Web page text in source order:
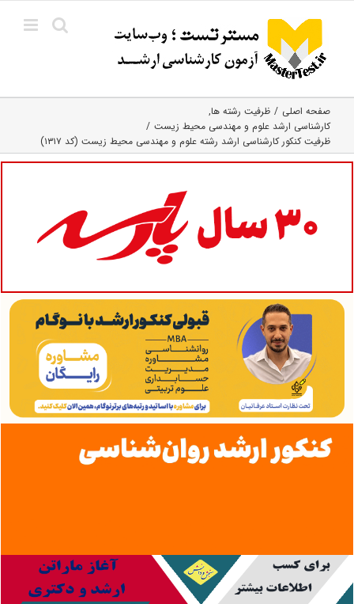
content
صفحه اصلی
ظرفیت رشته ها
کارشناسی ارشد علوم و مهندسی محیط زیست
ظرفیت کنکور کارشناسی ارشد رشته علوم و مهندسی محیط زیست (کد ۱۳۱۷)